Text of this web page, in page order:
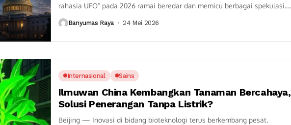
rahasia UFO” pada 2026 ramai beredar dan memicu berbagai spekulasi.
Banyumas Raya 24 Mei 2026
Internasional Sains
Ilmuwan China Kembangkan Tanaman Bercahaya,
Solusi Penerangan Tanpa Listrik?
Beijing — Inovasi di bidang bioteknologi terus berkembang pesat.